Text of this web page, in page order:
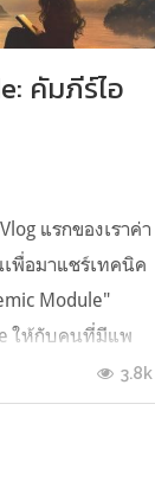
คัมภีร์ไอ
แรกของเราค่า
เพื่อมาแชร์เทคนิค
Module"
ให้กับคนที่มีแพ
หรืออยากจะได้
จากที่ตัวเองเรียน
3.8k